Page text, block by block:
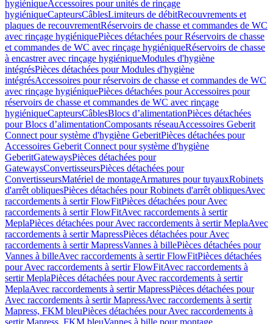
hygiéniqueAccessoires pour unités de rinçage
hygiéniqueCapteursCâblesLimiteurs de débitRecouvrements et
plaques de recouvrementRéservoirs de chasse et commandes de WC
avec rinçage hygiéniquePièces détachées pour Réservoirs de chasse
et commandes de WC avec rinçage hygiéniqueRéservoirs de chasse
à encastrer avec rinçage hygiéniqueModules d'hygiène
intégrésPièces détachées pour Modules d'hygiène
intégrésAccessoires pour réservoirs de chasse et commandes de WC
avec rinçage hygiéniquePièces détachées pour Accessoires pour
réservoirs de chasse et commandes de WC avec rinçage
hygiéniqueCapteursCâblesBlocs d’alimentationPièces détachées
pour Blocs d’alimentationComposants réseauAccessoires Geberit
Connect pour système d'hygiène GeberitPièces détachées pour
Accessoires Geberit Connect pour système d'hygiène
GeberitGatewaysPièces détachées pour
GatewaysConvertisseursPièces détachées pour
ConvertisseursMatériel de montageArmatures pour tuyauxRobinets
d'arrêt obliquesPièces détachées pour Robinets d'arrêt obliquesAvec
raccordements à sertir FlowFitPièces détachées pour Avec
raccordements à sertir FlowFitAvec raccordements à sertir
MeplaPièces détachées pour Avec raccordements à sertir MeplaAvec
raccordements à sertir MapressPièces détachées pour Avec
raccordements à sertir MapressVannes à billePièces détachées pour
Vannes à billeAvec raccordements à sertir FlowFitPièces détachées
pour Avec raccordements à sertir FlowFitAvec raccordements à
sertir MeplaPièces détachées pour Avec raccordements à sertir
MeplaAvec raccordements à sertir MapressPièces détachées pour
Avec raccordements à sertir MapressAvec raccordements à sertir
Mapress, FKM bleuPièces détachées pour Avec raccordements à
sertir Mapress, FKM bleuVannes à bille pour montage